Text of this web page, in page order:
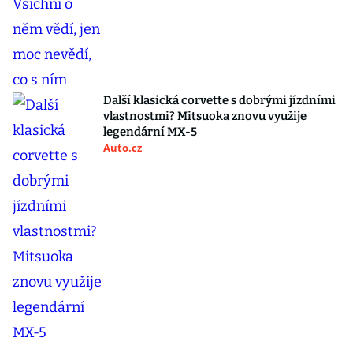
Další klasická corvette s dobrými jízdními
vlastnostmi? Mitsuoka znovu využije
legendární MX-5
Auto.cz